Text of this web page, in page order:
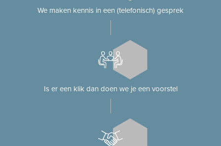
We maken kennis in een (telefonisch) gesprek
Is er een klik dan doen we je een voorstel